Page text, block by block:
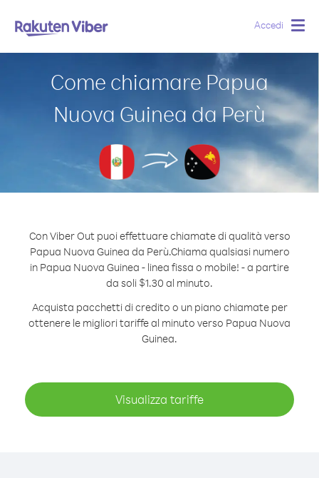
Accedi
Come chiamare Papua
Nuova Guinea da Perù
Con Viber Out puoi effettuare chiamate di qualità verso
Papua Nuova Guinea da Perù.Chiama qualsiasi numero
in Papua Nuova Guinea - linea fissa o mobile! - a partire
da soli $1.30 al minuto.
Acquista pacchetti di credito o un piano chiamate per
ottenere le migliori tariffe al minuto verso Papua Nuova
Guinea.
Visualizza tariffe